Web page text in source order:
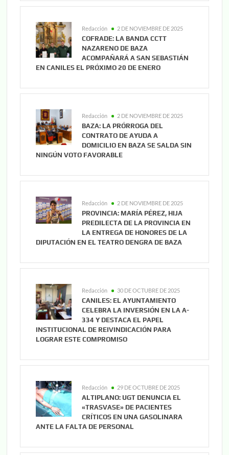
Redacción 2 DE NOVIEMBRE DE 2025
COFRADE: LA BANDA CCTT
NAZARENO DE BAZA
ACOMPAÑARÁ A SAN SEBASTIÁN
EN CANILES EL PRÓXIMO 20 DE ENERO
Redacción 2 DE NOVIEMBRE DE 2025
BAZA: LA PRÓRROGA DEL
CONTRATO DE AYUDA A
DOMICILIO EN BAZA SE SALDA SIN
NINGÚN VOTO FAVORABLE
Redacción 2 DE NOVIEMBRE DE 2025
PROVINCIA: MARÍA PÉREZ, HIJA
PREDILECTA DE LA PROVINCIA EN
LA ENTREGA DE HONORES DE LA
DIPUTACIÓN EN EL TEATRO DENGRA DE BAZA
Redacción 30 DE OCTUBRE DE 2025
CANILES: EL AYUNTAMIENTO
CELEBRA LA INVERSIÓN EN LA A-
334 Y DESTACA EL PAPEL
INSTITUCIONAL DE REIVINDICACIÓN PARA
LOGRAR ESTE COMPROMISO
Redacción 29 DE OCTUBRE DE 2025
ALTIPLANO: UGT DENUNCIA EL
«TRASVASE» DE PACIENTES
CRÍTICOS EN UNA GASOLINARA
ANTE LA FALTA DE PERSONAL